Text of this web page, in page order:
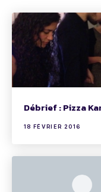
Débrief : Pizza
18 FÉVRIER 2016